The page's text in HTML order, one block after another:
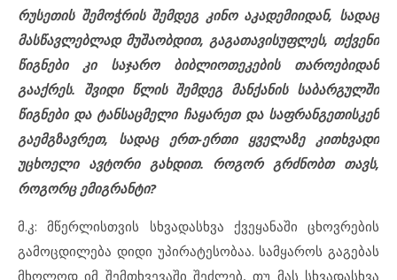
რუსეთის შემოჭრის შემდეგ კინო აკადემიიდან, სადაც
მასწავლებლად მუშაობდით, გაგათავისუფლეს, თქვენი
წიგნები კი საჯარო ბიბლიოთეკების თაროებიდან
გააქრეს. შვიდი წლის შემდეგ მანქანის საბარგულში
წიგნები და ტანსაცმელი ჩაყარეთ და საფრანგეთისკენ
გაემგზავრეთ, სადაც ერთ-ერთი ყველაზე კითხვადი
უცხოელი ავტორი გახდით. როგორ გრძნობთ თავს,
როგორც ემიგრანტი?
მ.კ: მწერლისთვის სხვადასხვა ქვეყანაში ცხოვრების
გამოცდილება დიდი უპირატესობაა. სამყაროს გაგებას
მხოლოდ იმ შემთხვევაში შეძლებ, თუ მას სხვადასხვა